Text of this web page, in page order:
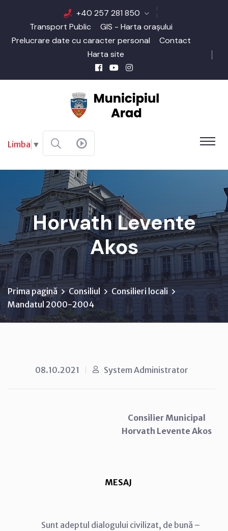
+40 257 281 850
Transport Public
GIS - Harta orașului
Prelucrare date cu caracter personal
Contact
Harta site
Limba ▼
Horvath Levente
Akos
Prima pagină Consiliul
Consilieri locali
Mandatul 2000-2004
08.10.2021 System Administrator
Consilier Municipal
Horvath Levente Akos
MESAJ
Sunt adeptul dialogului civilizat, de bună –